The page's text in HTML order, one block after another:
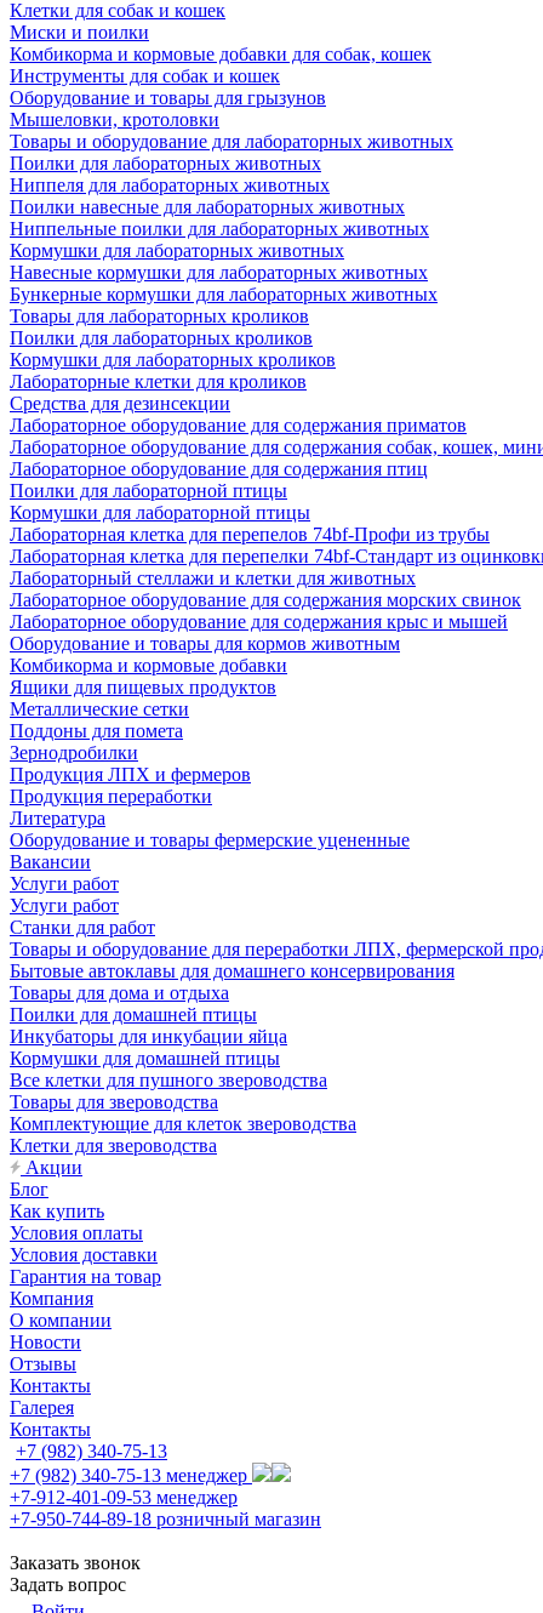
Клетки для собак и кошек
Миски и поилки
Комбикорма и кормовые добавки для собак, кошек
Инструменты для собак и кошек
Оборудование и товары для грызунов
Мышеловки, кротоловки
Товары и оборудование для лабораторных животных
Поилки для лабораторных животных
Ниппеля для лабораторных животных
Поилки навесные для лабораторных животных
Ниппельные поилки для лабораторных животных
Кормушки для лабораторных животных
Навесные кормушки для лабораторных животных
Бункерные кормушки для лабораторных животных
Товары для лабораторных кроликов
Поилки для лабораторных кроликов
Кормушки для лабораторных кроликов
Лабораторные клетки для кроликов
Средства для дезинсекции
Лабораторное оборудование для содержания приматов
Лабораторное оборудование для содержания собак, кошек,
Лабораторное оборудование для содержания птиц
Поилки для лабораторной птицы
Кормушки для лабораторной птицы
Лабораторная клетка для перепелов 74bf-Профи из трубы
Лабораторная клетка для перепелки 74bf-Стандарт из
Лабораторный стеллажи и клетки для животных
Лабораторное оборудование для содержания морских свинок
Лабораторное оборудование для содержания крыс и мышей
Оборудование и товары для кормов животным
Комбикорма и кормовые добавки
Ящики для пищевых продуктов
Металлические сетки
Поддоны для помета
Зернодробилки
Продукция ЛПХ и фермеров
Продукция переработки
Литература
Оборудование и товары фермерские уцененные
Вакансии
Услуги работ
Услуги работ
Станки для работ
Товары и оборудование для переработки ЛПХ, фермерской
Бытовые автоклавы для домашнего консервирования
Товары для дома и отдыха
Поилки для домашней птицы
Инкубаторы для инкубации яйца
Кормушки для домашней птицы
Все клетки для пушного звероводства
Товары для звероводства
Комплектующие для клеток звероводства
Клетки для звероводства
Акции
Блог
Как купить
Условия оплаты
Условия доставки
Гарантия на товар
Компания
О компании
Новости
Отзывы
Контакты
Галерея
Контакты
+7 (982) 340-75-13
+7 (982) 340-75-13 менеджер
+7-912-401-09-53 менеджер
+7-950-744-89-18 розничный магазин
Заказать звонок
Задать вопрос